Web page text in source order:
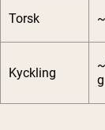
Torsk
Kyckling
g